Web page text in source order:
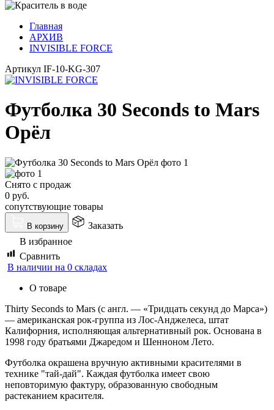
Главная
АРХИВ
INVISIBLE FORCE
Артикул IF-10-KG-307
Футболка 30 Seconds to Mars
Орёл
Снято с продаж
0 руб.
сопутствующие товары
В корзину
Заказать
В избранное
Сравнить
В наличии на 0 складах
О товаре
Thirty Seconds to Mars (с англ. — «Тридцать секунд до Марса»)
— американская рок-группа из Лос-Анджелеса, штат
Калифорния, исполняющая альтернативный рок. Основана в
1998 году братьями Джаредом и Шенноном Лето.
Футболка окрашена вручную активными красителями в
технике "тай-дай". Каждая футболка имеет свою
неповторимую фактуру, образованную свободным
растеканием красителя.